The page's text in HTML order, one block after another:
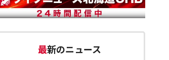
最新のニュース